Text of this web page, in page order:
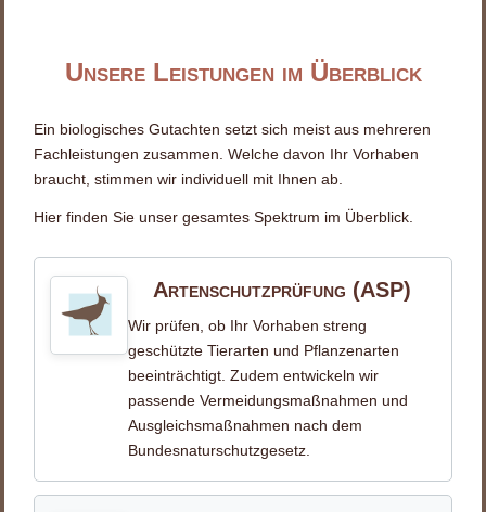
Unsere Leistungen im Überblick
Ein biologisches Gutachten setzt sich meist aus mehreren
Fachleistungen zusammen. Welche davon Ihr Vorhaben
braucht, stimmen wir individuell mit Ihnen ab.
Hier finden Sie unser gesamtes Spektrum im Überblick.
Artenschutzprüfung (ASP)
Wir prüfen, ob Ihr Vorhaben streng
geschützte Tierarten und Pflanzenarten
beeinträchtigt. Zudem entwickeln wir
passende Vermeidungsmaßnahmen und
Ausgleichsmaßnahmen nach dem
Bundesnaturschutzgesetz.